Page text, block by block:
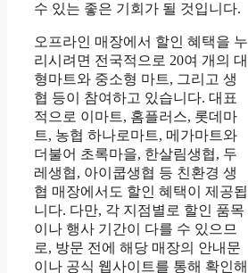
수 있는 좋은 기회가 될 것입니다.
오프라인 매장에서 할인 혜택을 누
리시려면 전국적으로 20여 개의 대
형마트와 중소형 마트, 그리고 생
협 등이 참여하고 있습니다. 대표
적으로 이마트, 홈플러스, 롯데마
트, 농협 하나로마트, 메가마트와
더불어 초록마을, 한살림생협, 두
레생협, 아이쿱생협 등 친환경 생
협 매장에서도 할인 혜택이 제공됩
니다. 다만, 각 지점별로 할인 품목
이나 행사 기간이 다를 수 있으므
로, 방문 전에 해당 매장의 안내문
이나 공식 웹사이트를 통해 확인해